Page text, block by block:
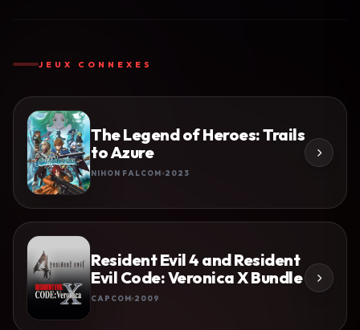
JEUX CONNEXES
The Legend of Heroes: Trails
to Azure
NIHON FALCOM 2023
Resident Evil 4 and Resident
Evil Code: Veronica X Bundle
CAPCOM 2009